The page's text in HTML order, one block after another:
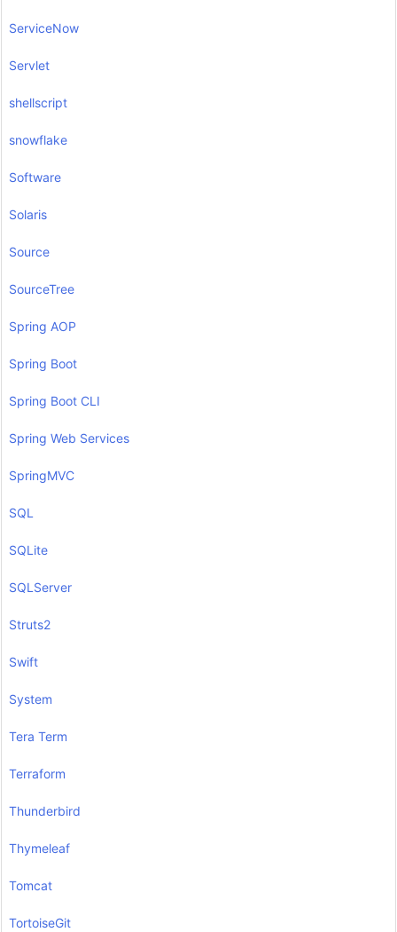
ServiceNow
Servlet
shellscript
snowflake
Software
Solaris
Source
SourceTree
Spring AOP
Spring Boot
Spring Boot CLI
Spring Web Services
SpringMVC
SQL
SQLite
SQLServer
Struts2
Swift
System
Tera Term
Terraform
Thunderbird
Thymeleaf
Tomcat
TortoiseGit